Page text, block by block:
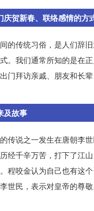
庆贺新春、联络感情的方
的传统习俗，是人们辞
。我们通常所知的是在
门拜访亲戚、朋友和长
及故事
传说之一发生在唐朝李世
经千辛万苦，打下了江
程咬金认为自己也有这
世民，表示对皇帝的尊